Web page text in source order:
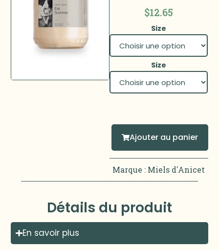
$12.65
Size
Size
Ajouter au panier
Marque : Miels d'Anicet
Détails du produit
En savoir plus